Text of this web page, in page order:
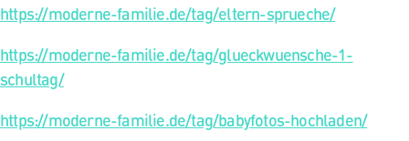
https://moderne-familie.de/tag/eltern-sprueche/
https://moderne-familie.de/tag/glueckwuensche-1-
schultag/
https://moderne-familie.de/tag/babyfotos-hochladen/